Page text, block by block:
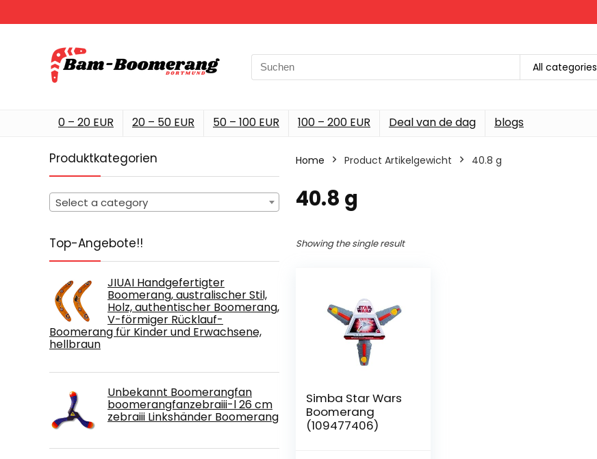
Search
for:
All categories
0 – 20 EUR 20 – 50 EUR 50 – 100 EUR 100 – 200 EUR Deal van de dag blogs
Produktkategorien
Select a category
Top-Angebote!!
JIUAI Handgefertigter
Boomerang, australischer Stil,
Holz, authentischer Boomerang,
V-förmiger Rücklauf-
Boomerang für Kinder und Erwachsene,
hellbraun
Unbekannt Boomerangfan
boomerangfanzebraiii-l 26 cm
zebraiii Linkshänder Boomerang
Home Product Artikelgewicht ‎40.8 g
‎40.8 g
Showing the single result
Simba Star Wars
Boomerang
(109477406)